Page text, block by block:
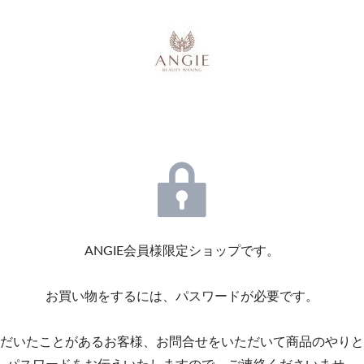
ANGIE会員様限定ショップです。
お買い物をするには、パスワードが必要です。
いたことがあるお客様、お問合せをいただいて商品のやり